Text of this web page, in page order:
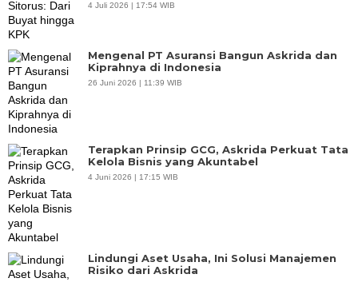
4 Juli 2026 | 17:54 WIB
Mengenal PT Asuransi Bangun Askrida dan
Kiprahnya di Indonesia
26 Juni 2026 | 11:39 WIB
Terapkan Prinsip GCG, Askrida Perkuat Tata
Kelola Bisnis yang Akuntabel
4 Juni 2026 | 17:15 WIB
Lindungi Aset Usaha, Ini Solusi Manajemen
Risiko dari Askrida